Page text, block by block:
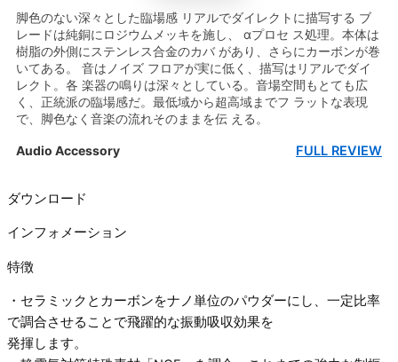
脚色のない深々とした臨場感 リアルでダイレクトに描写する ブ
レードは純銅にロジウムメッキを施し、 αプロセ ス処理。本体は
樹脂の外側にステンレス合金のカバ があり、さらにカーボンが巻
いてある。 音はノイズ フロアが実に低く、描写はリアルでダイ
レクト。各 楽器の鳴りは深々としている。音場空間もとても広
く、正統派の臨場感だ。最低域から超高域までフ ラットな表現
で、脚色なく音楽の流れそのままを伝 える。
Audio Accessory FULL REVIEW
ダウンロード
インフォメーション
特徴
・セラミックとカーボンをナノ単位のパウダーにし、一定比率
で調合させることで飛躍的な振動吸収効果を
発揮します。